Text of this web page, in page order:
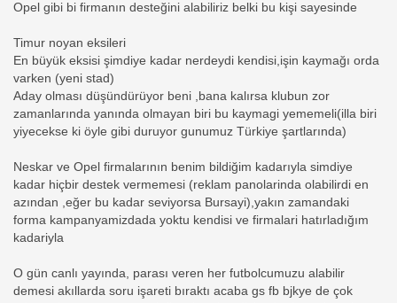
Opel gibi bi firmanın desteğini alabiliriz belki bu kişi sayesinde
Timur noyan eksileri
En büyük eksisi şimdiye kadar nerdeydi kendisi,işin kaymağı orda
varken (yeni stad)
Aday olması düşündürüyor beni ,bana kalırsa klubun zor
zamanlarında yanında olmayan biri bu kaymagi yememeli(illa biri
yiyecekse ki öyle gibi duruyor gunumuz Türkiye şartlarında)
Neskar ve Opel firmalarının benim bildiğim kadarıyla simdiye
kadar hiçbir destek vermemesi (reklam panolarinda olabilirdi en
azından ,eğer bu kadar seviyorsa Bursayi),yakın zamandaki
forma kampanyamizdada yoktu kendisi ve firmalari hatırladığım
kadariyla
O gün canlı yayında, parası veren her futbolcumuzu alabilir
demesi akıllarda soru işareti bıraktı acaba gs fb bjkye de çok